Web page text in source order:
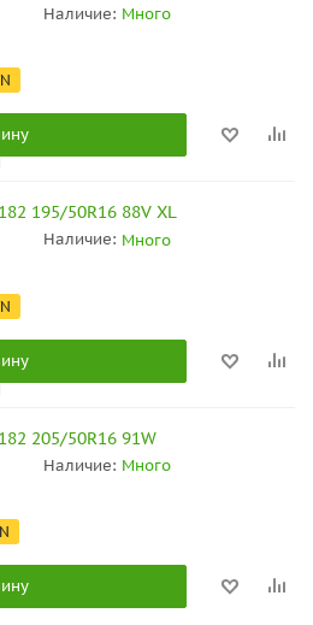
Наличие: Много
195/50R16 88V XL
Наличие: Много
205/50R16 91W
Наличие: Много